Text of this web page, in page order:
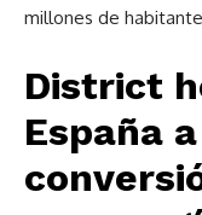
millones de
District
España